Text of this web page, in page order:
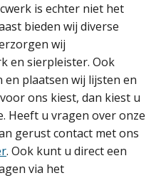
is echter niet het
bieden wij diverse
wij
en sierpleister. Ook
plaatsen wij lijsten en
ons kiest, dan kiest u
Heeft u vragen over onze
gerust contact met ons
. Ook kunt u direct een
via het